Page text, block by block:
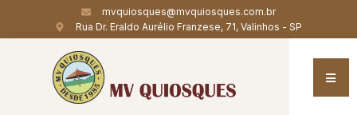
mvquiosques@mvquiosques.com.br
Rua Dr. Eraldo Aurélio Franzese, 71, Valinhos - SP